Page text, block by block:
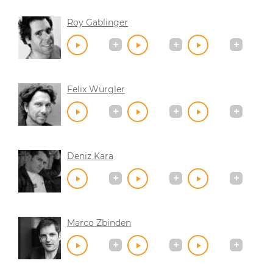
Roy Gablinger
Felix Würgler
Deniz Kara
Marco Zbinden